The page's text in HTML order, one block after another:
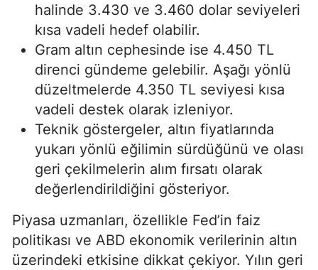
halinde 3.430 ve 3.460 dolar seviyeleri
kısa vadeli hedef olabilir.
Gram altın cephesinde ise 4.450 TL
direnci gündeme gelebilir. Aşağı yönlü
düzeltmelerde 4.350 TL seviyesi kısa
vadeli destek olarak izleniyor.
Teknik göstergeler, altın fiyatlarında
yukarı yönlü eğilimin sürdüğünü ve olası
geri çekilmelerin alım fırsatı olarak
değerlendirildiğini gösteriyor.
Piyasa uzmanları, özellikle Fed’in faiz
politikası ve ABD ekonomik verilerinin altın
üzerindeki etkisine dikkat çekiyor. Yılın geri